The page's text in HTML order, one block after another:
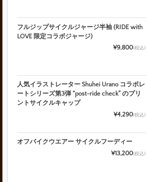
フルジップサイクルジャージ半袖 (RIDE with
LOVE 限定コラボジャージ)
¥9,800(税込)
人気イラストレーター Shuhei Urano コラボレ
ートシリーズ第3弾 “post-ride check” のプリ
ントサイクルキャップ
¥4,290(税込)
オフバイクウエアー サイクルフーディー
¥13,200(税込)